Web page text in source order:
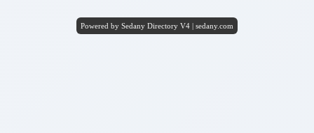
Powered by Sedany Directory V4 | sedany.com